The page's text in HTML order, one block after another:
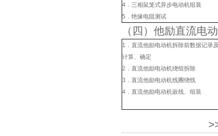
4．三相鼠笼式异步电动机组装
5．绝缘电阻测试
（四）他励直流电
1．直流他励电动机拆除前数据记录
计算、确定
2．直流他励电动机绕组拆除
3．直流他励电动机线圈绕线
4．直流他励电动机嵌线、组装